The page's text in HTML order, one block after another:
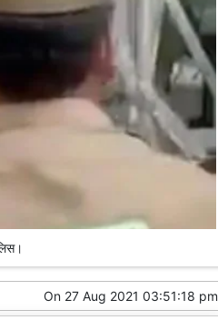
On 27 Aug 2021 03:51:18 pm